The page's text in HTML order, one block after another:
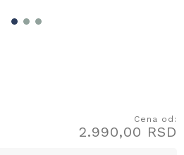
Cena od:
2.990,00 RSD